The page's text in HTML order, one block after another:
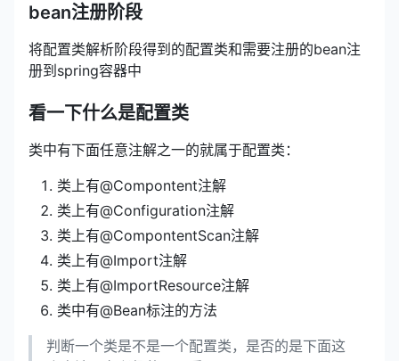
bean注册阶段
将配置类解析阶段得到的配置类和需要注册的bean注
册到spring容器中
看一下什么是配置类
类中有下面任意注解之一的就属于配置类：
类上有@Compontent注解
类上有@Configuration注解
类上有@CompontentScan注解
类上有@Import注解
类上有@ImportResource注解
类中有@Bean标注的方法
判断一个类是不是一个配置类，是否的是下面这